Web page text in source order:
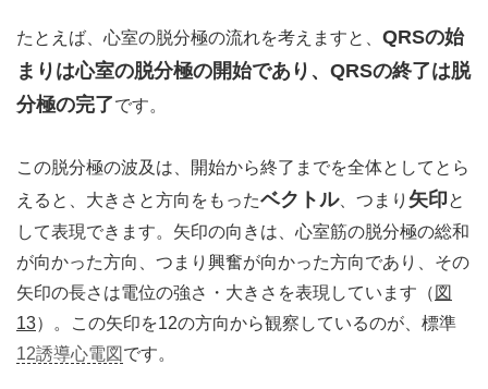
たとえば、心室の脱分極の流れを考えますと、 QRSの始
まりは心室の脱分極の開始であり、QRSの終了は脱
分極の完了です。
この脱分極の波及は、開始から終了までを全体としてとら
えると、大きさと方向をもったベクトル、つまり 矢印と
して表現できます。矢印の向きは、心室筋の脱分極の総和
が向かった方向、つまり興奮が向かった方向であり、その
矢印の長さは電位の強さ・大きさを表現しています（ 図
13）。この矢印を12の方向から観察しているのが、標準
12誘導心電図 です。